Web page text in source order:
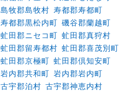
島牧郡島牧村 寿都郡寿都町
寿都郡黒松内町 磯谷郡蘭越町
虻田郡ニセコ町 虻田郡真狩村
虻田郡留寿都村 虻田郡喜茂別町
虻田郡京極町 虻田郡倶知安町
岩内郡共和町 岩内郡岩内町
古宇郡泊村 古宇郡神恵内村